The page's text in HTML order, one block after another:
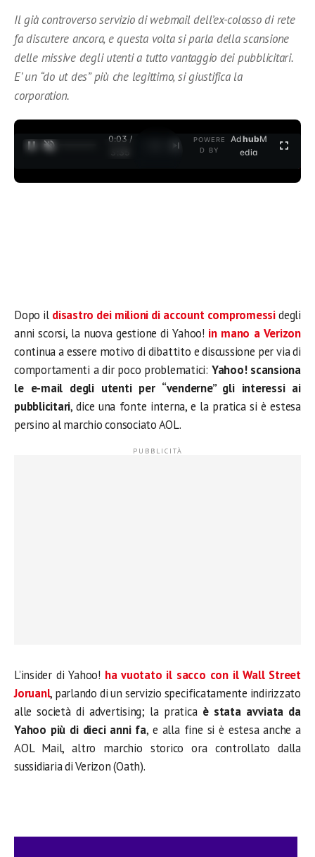
Il già controverso servizio di webmail dell’ex-colosso di rete
fa discutere ancora, e questa volta si parla della scansione
delle missive degli utenti a tutto vantaggio dei pubblicitari.
E’ un “do ut des” più che legittimo, si giustifica la
corporation.
0:04 /
3:35
POWERE
D BY
AdhubM
edia
Dopo il disastro dei milioni di account compromessidegli
anni scorsi, la nuova gestione di Yahoo! in mano a Verizon
continua a essere motivo di dibattito e discussione per via di
comportamenti a dir poco problematici: Yahoo! scansiona
le e-mail degli utenti per “venderne” gli interessi ai
pubblicitari, dice una fonte interna, e la pratica si è estesa
persino al marchio consociato AOL.
L’insider di Yahoo! ha vuotato il sacco con il Wall Street
Joruanl, parlando di un servizio specificatamente indirizzato
alle società di advertising; la pratica è stata avviata da
Yahoo più di dieci anni fa, e alla fine si è estesa anche a
AOL Mail, altro marchio storico ora controllato dalla
sussidiaria di Verizon (Oath).